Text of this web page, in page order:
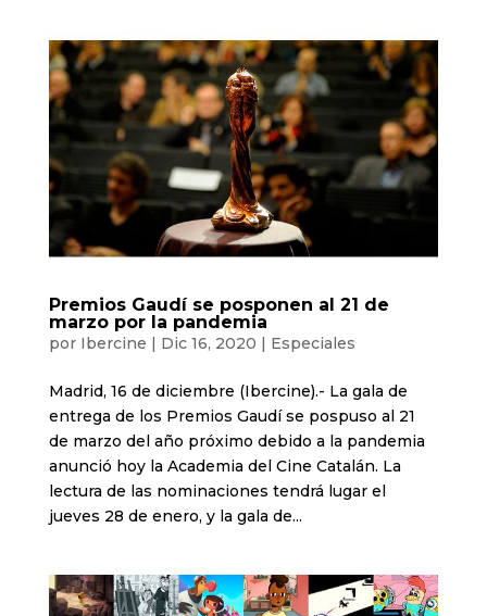
Premios Gaudí se posponen al 21 de
marzo por la pandemia
por Ibercine Dic 16, 2020 Especiales
Madrid, 16 de diciembre (Ibercine).- La gala de
entrega de los Premios Gaudí se pospuso al 21
de marzo del año próximo debido a la pandemia
anunció hoy la Academia del Cine Catalán. La
lectura de las nominaciones tendrá lugar el
jueves 28 de enero, y la gala de...